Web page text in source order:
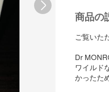
商品の
ご覧いた
Dr
ワイルド
かったた